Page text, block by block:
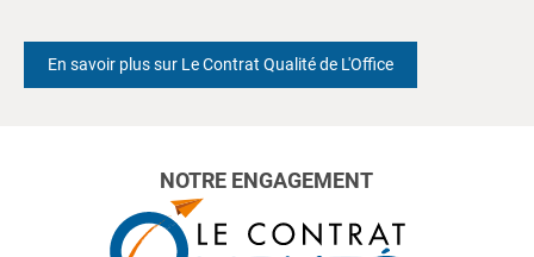
En savoir plus sur Le Contrat Qualité de L'Office
NOTRE ENGAGEMENT